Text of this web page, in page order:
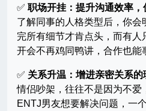
✅ 职场开挂：提升沟通效率，
了解同事的人格类型后，你
完所有细节才肯点头，而有人
开会不再鸡同鸭讲，合作也能
✅ 关系升温：增进亲密关系的
情侣吵架，往往不是因为不爱
ENTJ男友想要解决问题，一